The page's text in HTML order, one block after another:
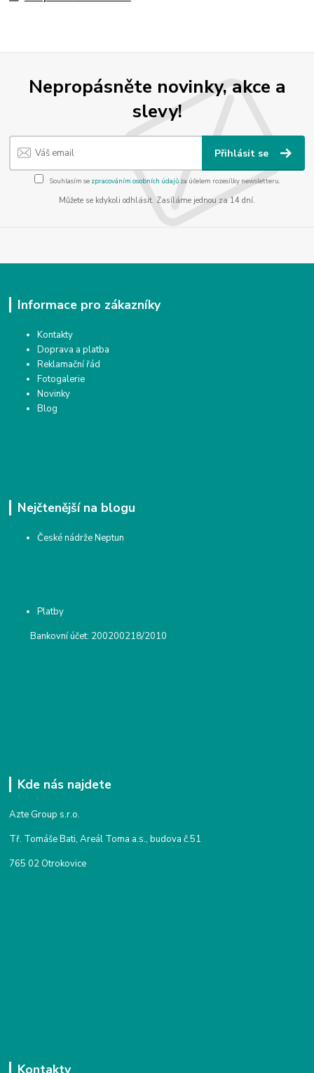
Nepropásněte novinky, akce a
slevy!
Přihlásit se
Souhlasím se zpracováním osobních údajůza účelem rozesílky newsletteru.
Můžete se kdykoli odhlásit. Zasíláme jednou za 14 dní.
Informace pro zákazníky
Kontakty
Doprava a platba
Reklamační řád
Fotogalerie
Novinky
Blog
Nejčtenější na blogu
České nádrže Neptun
Platby
Bankovní účet: 200200218/2010
Kde nás najdete
Azte Group s.r.o.
Tř. Tomáše Bati, Areál Toma a.s., budova č.51
765 02 Otrokovice
Kontakty